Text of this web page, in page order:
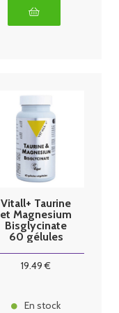
Vitall+ Taurine
et Magnesium
Bisglycinate
60 gélules
19.49 €
En stock